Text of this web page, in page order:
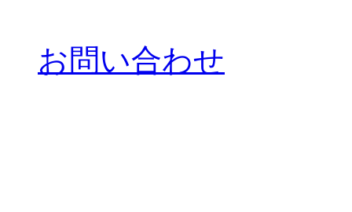
お問い合わせ